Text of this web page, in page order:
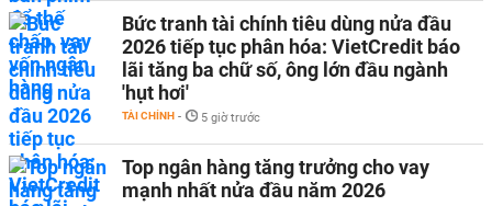
Bức tranh tài chính tiêu dùng nửa đầu
2026 tiếp tục phân hóa: VietCredit báo
lãi tăng ba chữ số, ông lớn đầu ngành
'hụt hơi'
TÀI CHÍNH - 5 giờ trước
Top ngân hàng tăng trưởng cho vay
mạnh nhất nửa đầu năm 2026